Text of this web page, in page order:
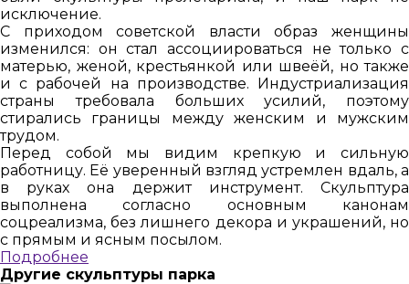
исключение.
С приходом советской власти образ женщины
изменился: он стал ассоциироваться не только с
матерью, женой, крестьянкой или швеёй, но также
и с рабочей на производстве. Индустриализация
страны требовала больших усилий, поэтому
стирались границы между женским и мужским
трудом.
Перед собой мы видим крепкую и сильную
работницу. Её уверенный взгляд устремлен вдаль, а
в руках она держит инструмент. Скульптура
выполнена согласно основным канонам
соцреализма, без лишнего декора и украшений, но
с прямым и ясным посылом.
Подробнее
Другие скульптуры парка